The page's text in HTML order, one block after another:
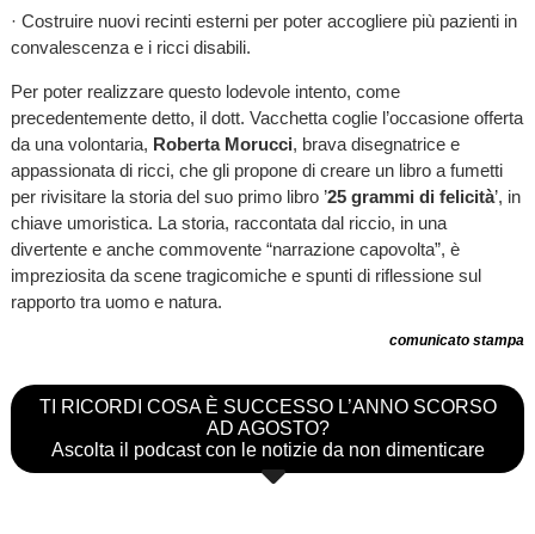
· Costruire nuovi recinti esterni per poter accogliere più pazienti in
convalescenza e i ricci disabili.
Per poter realizzare questo lodevole intento, come
precedentemente detto, il dott. Vacchetta coglie l’occasione offerta
da una volontaria, Roberta Morucci, brava disegnatrice e
appassionata di ricci, che gli propone di creare un libro a fumetti
per rivisitare la storia del suo primo libro ’25 grammi di felicità’, in
chiave umoristica. La storia, raccontata dal riccio, in una
divertente e anche commovente “narrazione capovolta”, è
impreziosita da scene tragicomiche e spunti di riflessione sul
rapporto tra uomo e natura.
comunicato stampa
TI RICORDI COSA È SUCCESSO L’ANNO SCORSO
AD AGOSTO?
Ascolta il podcast con le notizie da non dimenticare